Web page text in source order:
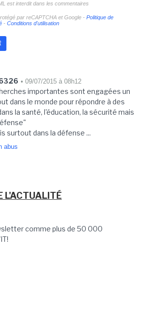
est interdit dans les commentaires
par reCAPTCHA et Google - Politique de
- Conditions d'utilisation
• 09/07/2015 à 08h12
importantes sont engagées un
dans le monde pour répondre à des
la santé, l'éducation, la sécurité mais
surtout dans la défense ...
abus
L'ACTUALITÉ
comme plus de 50 000